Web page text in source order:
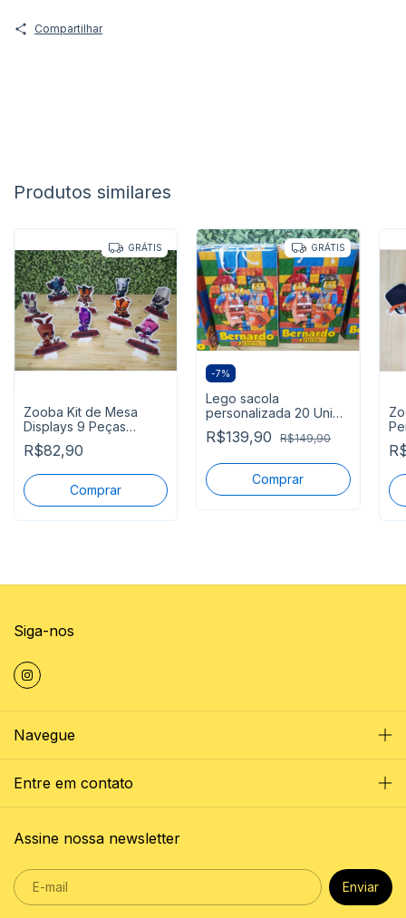
Compartilhar
Produtos similares
GRÁTIS
Zooba Kit de Mesa
Displays 9 Peças
Pronta Entrega Mod 2
R$82,90
GRÁTIS
-7%
Lego sacola
personalizada 20 Unid
Tam 20x13,5x5,5 cm
pronta entrega
R$139,90 R$149,90
Comprar
Siga-nos
Navegue
Entre em contato
Assine nossa newsletter